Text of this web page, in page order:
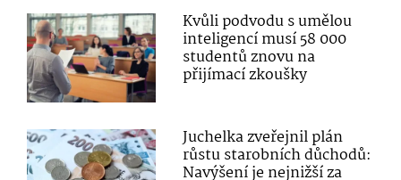
Kvůli podvodu s umělou
inteligencí musí 58 000
studentů znovu na
přijímací zkoušky
Juchelka zveřejnil plán
růstu starobních důchodů:
Navýšení je nejnižší za